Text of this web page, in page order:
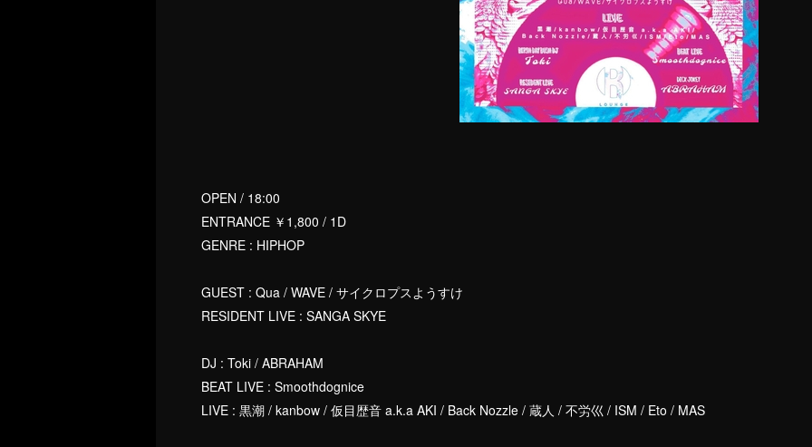
OPEN / 18:00
ENTRANCE ￥1,800 / 1D
GENRE : HIPHOP
GUEST : Qua / WAVE / サイクロプスようすけ
RESIDENT LIVE : SANGA SKYE
DJ : Toki / ABRAHAM
BEAT LIVE : Smoothdognice
LIVE : 黒潮 / kanbow / 仮目歴音 a.k.a AKI / Back Nozzle / 蔵人 / 不労巛 / ISM / Eto / MAS